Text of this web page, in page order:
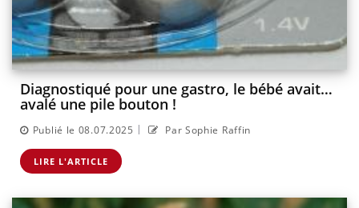
Diagnostiqué pour une gastro, le bébé avait…
avalé une pile bouton !
Publié le 08.07.2025 | Par Sophie Raffin
LIRE L'ARTICLE